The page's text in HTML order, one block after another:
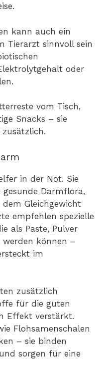
kann auch ein
Tierarzt sinnvoll sein
oder
vom Tisch,
Snacks – sie
in der Not. Sie
Darmflora,
Gleichgewicht
empfehlen spezielle
als Paste, Pulver
werden können –
im
zusätzlich
für die guten
Effekt verstärkt.
Flohsamenschalen
– sie binden
sorgen für eine